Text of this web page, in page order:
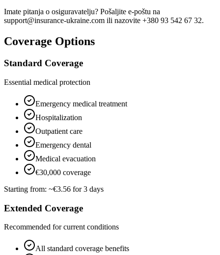
Imate pitanja o osiguravatelju? Pošaljite e-poštu na
support@insurance-ukraine.com ili nazovite +380 93 542 67 32.
Coverage Options
Standard Coverage
Essential medical protection
Emergency medical treatment
Hospitalization
Outpatient care
Emergency dental
Medical evacuation
€30,000 coverage
Starting from: ~€3.56 for 3 days
Extended Coverage
Recommended for current conditions
All standard coverage benefits